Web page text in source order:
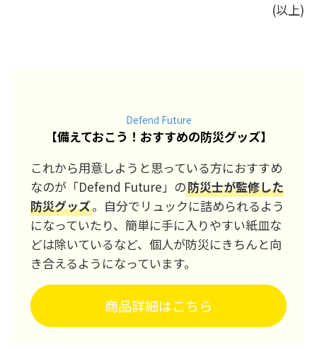
(以上)
Defend Future
【備えておこう！おすすめの防災グッズ】
これから用意しようと思っている方におすすめ
なのが「Defend Future」の防災士が監修した
防災グッズ。自分でリュックに詰められるよう
になっていたり、簡単に手に入りやすい紙皿な
どは除いているなど、個人が防災にきちんと向
き合えるようになっています。
商品詳細はこちら